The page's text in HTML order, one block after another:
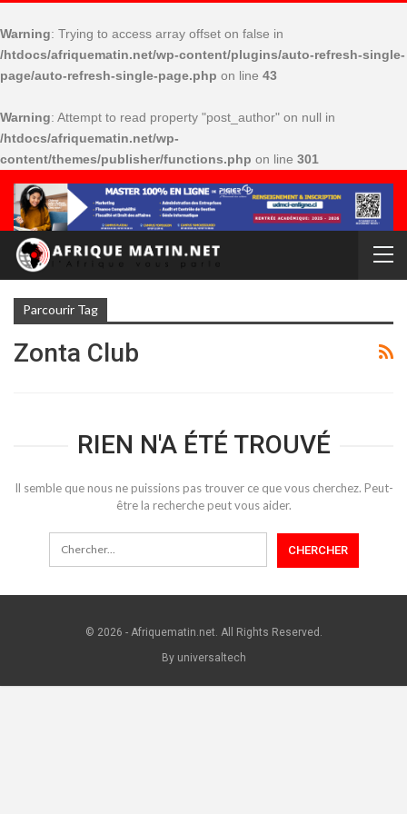
Warning: Trying to access array offset on false in
/htdocs/afriquematin.net/wp-content/plugins/auto-refresh-single-
page/auto-refresh-single-page.php on line 43
Warning: Attempt to read property "post_author" on null in
/htdocs/afriquematin.net/wp-
content/themes/publisher/functions.php on line 301
Parcourir Tag
Zonta Club
RIEN N'A ÉTÉ TROUVÉ
Il semble que nous ne puissions pas trouver ce que vous cherchez. Peut-
être la recherche peut vous aider.
© 2026 - Afriquematin.net. All Rights Reserved.
By universaltech